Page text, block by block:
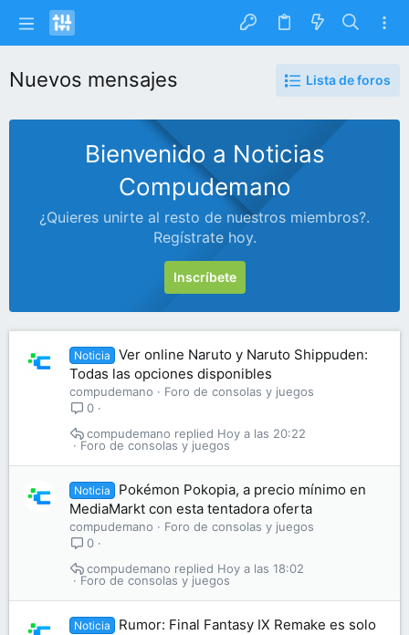
Nuevos mensajes Lista de foros
Bienvenido a Noticias
Compudemano
¿Quieres unirte al resto de nuestros miembros?.
Regístrate hoy.
Inscríbete
Noticia
Ver online Naruto y Naruto Shippuden:
Todas las opciones disponibles
compudemano
Foro de consolas y juegos
0
Foro de consolas y juegos
Hoy a las 20:22
compudemano
Noticia
Pokémon Pokopia, a precio mínimo en
MediaMarkt con esta tentadora oferta
compudemano
Foro de consolas y juegos
0
Foro de consolas y juegos
Hoy a las 18:02
compudemano
Noticia
Rumor: Final Fantasy IX Remake es solo